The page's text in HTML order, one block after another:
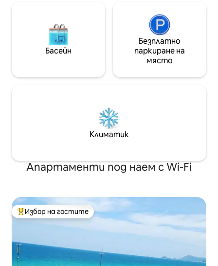
Басейн
Безплатно
паркиране на
място
Климатик
Апартаменти под наем с Wi-Fi
Най-популярен избор на гостите
Избор на гостите